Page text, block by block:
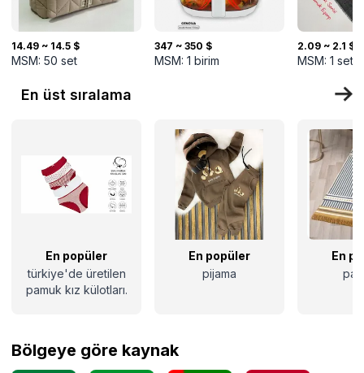
14.49 ~ 14.5 $
MSM: 50 set
347 ~ 350 $
MSM: 1 birim
2.09 ~ 2.1 $
MSM: 1 set
En üst sıralama
En popüler
türkiye'de üretilen
pamuk kız külotları.
En popüler
pijama
En
Bölgeye göre kaynak